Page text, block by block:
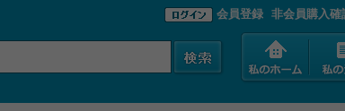
会員登録 非会員購入確